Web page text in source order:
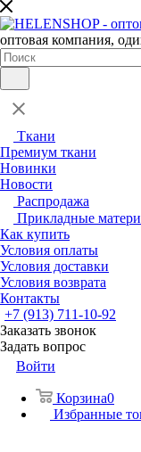
оптовая компания,
Ткани
Премиум ткани
Новинки
Новости
Распродажа
Прикладные
Как купить
Условия оплаты
Условия доставки
Условия возврата
Контакты
+7 (913) 711-10-92
Заказать звонок
Задать вопрос
Войти
Корзина0
Избранные